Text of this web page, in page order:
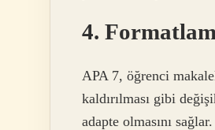
4.
APA 7, öğrenci
kaldırılması gibi
adapte olmasını sağlar.